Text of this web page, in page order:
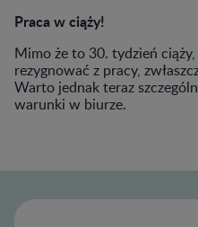
Praca w ciąży!
Mimo że to 30. tydzień
rezygnować z pracy,
Warto jednak teraz
warunki w biurze.